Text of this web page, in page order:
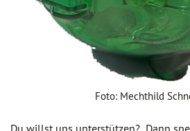
Foto: Mechthild
Du willst uns unterstützen? Dann